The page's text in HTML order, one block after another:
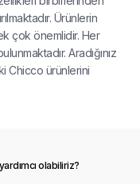
Ürünlerin
çok önemlidir. Her
Aradığınız
Chicco ürünlerini
olabiliriz?